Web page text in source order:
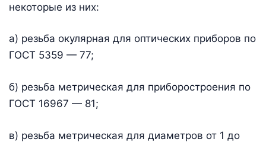
некоторые из них:
а) резьба окулярная для оптических приборов по
ГОСТ 5359 — 77;
б) резьба метрическая для приборостроения по
ГОСТ 16967 — 81;
в) резьба метрическая для диаметров от 1 до